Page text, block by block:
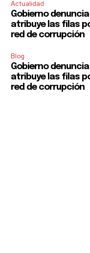
Actualidad
Gobierno denuncia
atribuye las filas
red de corrupción
Blog
Gobierno denuncia
atribuye las filas
red de corrupción